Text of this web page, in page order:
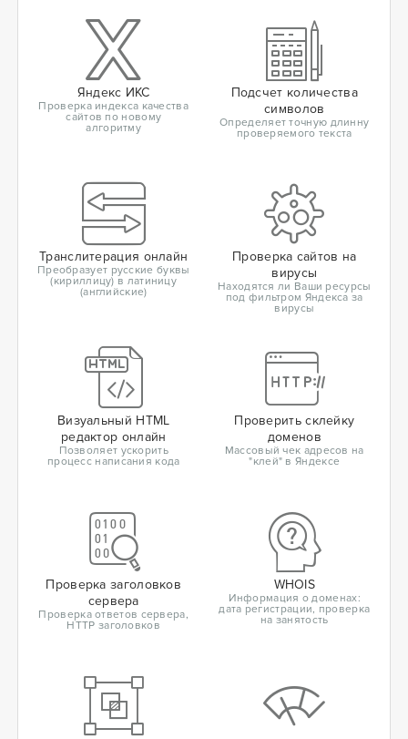
Яндекс ИКС
Проверка индекса качества
сайтов по новому
алгоритму
Подсчет количества
символов
Определяет точную длинну
проверяемого текста
Транслитерация онлайн
Преобразует русские буквы
(кириллицу) в латиницу
(английские)
Проверка сайтов на
вирусы
Находятся ли Ваши ресурсы
под фильтром Яндекса за
вирусы
Визуальный HTML
редактор онлайн
Позволяет ускорить
процесс написания кода
Проверить склейку
доменов
Массовый чек адресов на
"клей" в Яндексе
Проверка заголовков
сервера
Проверка ответов сервера,
HTTP заголовков
WHOIS
Информация о доменах:
дата регистрации, проверка
на занятость